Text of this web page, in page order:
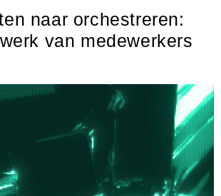
naar orchestreren:
van medewerkers